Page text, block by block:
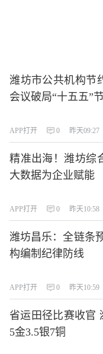
潍坊市公共机构节
会议破局“十五五”
APP打开 0 昨天09:27
精准出海！潍坊综
大数据为企业赋能
APP打开 0 昨天10:58
潍坊昌乐：全链条
构编制纪律防线
APP打开 0 昨天10:59
省运田径比赛收官
5金3.5银7铜